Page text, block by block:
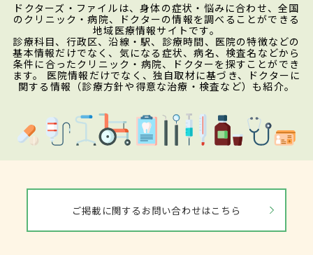
ドクターズ・ファイルは、身体の症状・悩みに合わせ、全国
のクリニック・病院、ドクターの情報を調べることができる
地域医療情報サイトです。
診療科目、行政区、沿線・駅、診療時間、医院の特徴などの
基本情報だけでなく、気になる症状、病名、検査名などから
条件に合ったクリニック・病院、ドクターを探すことができ
ます。 医院情報だけでなく、独自取材に基づき、ドクターに
関する情報（診療方針や得意な治療・検査など）も紹介。
ご掲載に関するお問い合わせはこちら